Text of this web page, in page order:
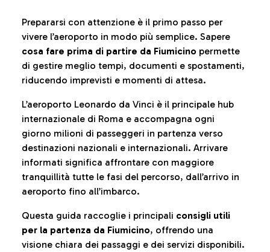
Prepararsi con attenzione è il primo passo per
vivere l’aeroporto in modo più semplice. Sapere
cosa fare prima di partire da Fiumicino permette
di gestire meglio tempi, documenti e spostamenti,
riducendo imprevisti e momenti di attesa.
L’aeroporto Leonardo da Vinci è il principale hub
internazionale di Roma e accompagna ogni
giorno milioni di passeggeri in partenza verso
destinazioni nazionali e internazionali. Arrivare
informati significa affrontare con maggiore
tranquillità tutte le fasi del percorso, dall’arrivo in
aeroporto fino all’imbarco.
Questa guida raccoglie i principali consigli utili
per la partenza da Fiumicino, offrendo una
visione chiara dei passaggi e dei servizi disponibili.